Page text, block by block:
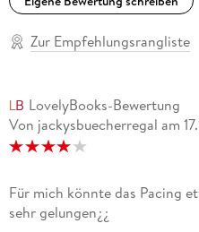
Zur Empfehlungsrangliste
LovelyBooks-Bewertung
Von jackysbuecherregal am
Für mich könnte das Pacing
sehr gelungen¿¿